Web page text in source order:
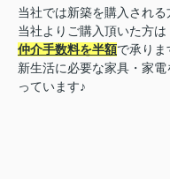
当社では新築を購入される
当社よりご購入頂いた方は
仲介手数料を半額で承りま
新生活に必要な家具・家
っています♪